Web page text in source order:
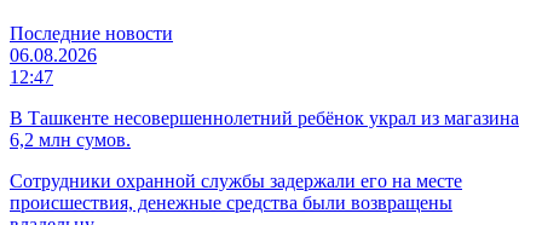
Последние новости
06.08.2026
12:47
В Ташкенте несовершеннолетний ребёнок украл из магазина
6,2 млн сумов.
Сотрудники охранной службы задержали его на месте
происшествия, денежные средства были возвращены